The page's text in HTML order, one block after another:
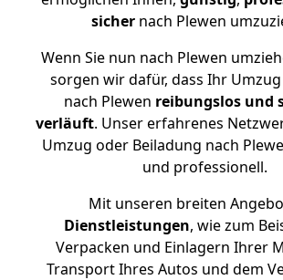
sichernach Plewen
Wenn Sie nun nach Plewen
sorgen wir dafür, dass Ihr
nach Plewen reibungslos und
verläuft. Unser erfahrenes
Umzug oder Beiladung nach
und professionell.
Mit unseren breiten
Dienstleistungen, wie zum
Verpacken und Einlagern Ihrer
Transport Ihres Autos und dem